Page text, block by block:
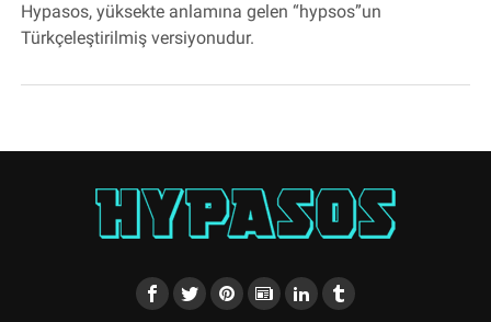
Hypasos, yüksekte anlamına gelen “hypsos”un
Türkçeleştirilmiş versiyonudur.